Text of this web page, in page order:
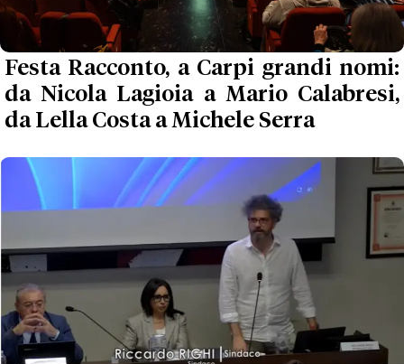
Festa Racconto, a Carpi grandi nomi:
da Nicola Lagioia a Mario Calabresi,
da Lella Costa a Michele Serra